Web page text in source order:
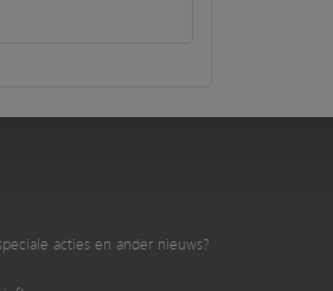
acties en ander nieuws?